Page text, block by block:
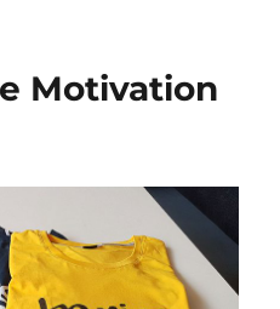
und
Motivation